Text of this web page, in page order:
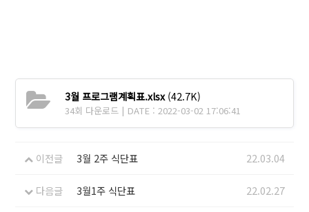
3월 프로그램계획표.xlsx(42.7K)
34회 다운로드 | DATE : 2022-03-02 17:06:41
이전글 3월 2주 식단표 22.03.04
다음글 3월1주 식단표 22.02.27